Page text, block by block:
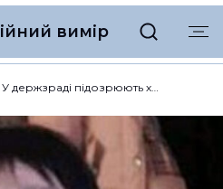
вимір
У держзраді підозрюють херсонку, яка одночасно працювала в українській бюджетній установі та на окупантів